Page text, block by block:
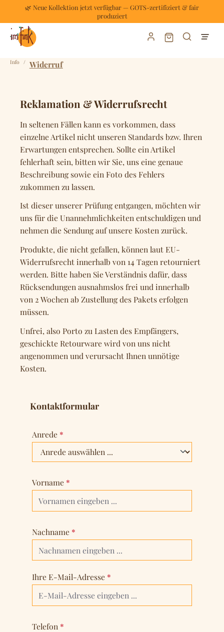
Zum Hauptinhalt springen
🌿 Neue Kollektion jetzt verfügbar — GOTS-zertifiziert & fair
produziert
Warenkorb
Info / Widerruf
Reklamation & Widerrufsrecht
In seltenen Fällen kann es vorkommen, dass
einzelne Artikel nicht unseren Standards bzw. Ihren
Erwartungen entsprechen. Sollte ein Artikel
fehlerhaft sein, bitten wir Sie, uns eine genaue
Beschreibung sowie ein Foto des Fehlers
zukommen zu lassen.
Ist dieser unserer Prüfung entgangen, möchten wir
uns für die Unannehmlichkeiten entschuldigen und
nehmen die Sendung auf unsere Kosten zurück.
Produkte, die nicht gefallen, können laut EU-
Widerrufsrecht innerhalb von 14 Tagen retourniert
werden. Bitte haben Sie Verständnis dafür, dass
Rücksendungen ausnahmslos frei und innerhalb
von 2 Wochen ab Zustellung des Pakets erfolgen
müssen.
Unfrei, also Porto zu Lasten des Empfängers,
geschickte Retourware wird von uns nicht
angenommen und verursacht Ihnen unnötige
Kosten.
Kontaktformular
Anrede *
Vorname *
Nachname *
Ihre E-Mail-Adresse *
Telefon *